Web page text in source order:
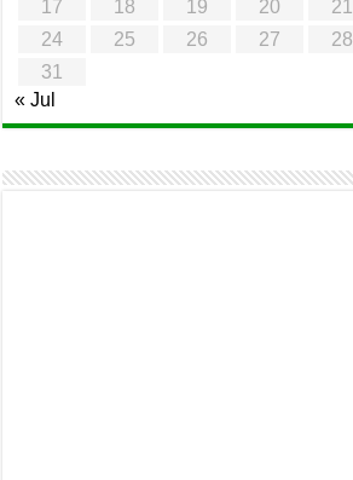
17
18 19 20 21
24
25 26 27 28
31
« Jul